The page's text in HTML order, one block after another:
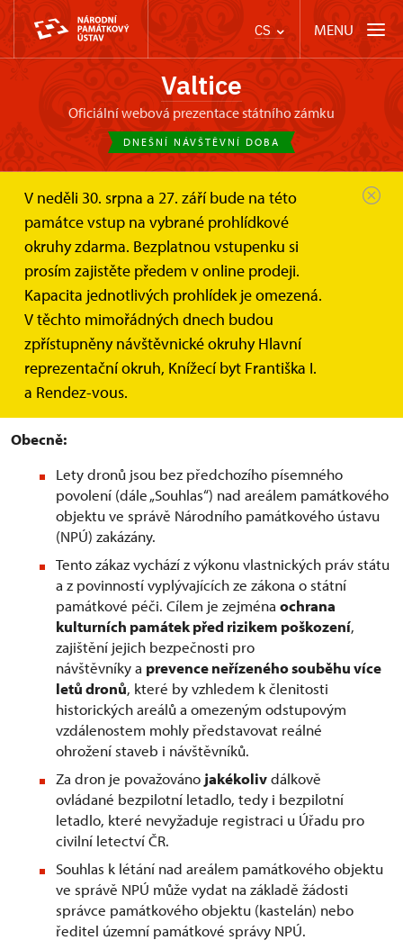
CS MENU
Valtice
oficiální webová prezentace státního zámku
DNEŠNÍ NÁVŠTĚVNÍ DOBA
V neděli 30. srpna a 27. září bude na této
památce vstup na vybrané prohlídkové
okruhy zdarma. Bezplatnou vstupenku si
prosím zajistěte předem v online prodeji.
Kapacita jednotlivých prohlídek je omezená.
V těchto mimořádných dnech budou
zpřístupněny návštěvnické okruhy Hlavní
reprezentační okruh, Knížecí byt Františka I.
a Rendez-vous.
Zámek Valtice Informace pro návštěvníky
Pravidla pro provozování dronů
nad areálem památkového
objektu ve správě NPÚ
Lety dronů bez předchozího povolení jsou nad
areálem památkového objektu NPÚ zakázány!
Obecně:
Lety dronů jsou bez předchozího písemného
povolení (dále „Souhlas“) nad areálem památkového
objektu ve správě Národního památkového ústavu
(NPÚ) zakázány.
Tento zákaz vychází z výkonu vlastnických práv státu
a z povinností vyplývajících ze zákona o státní
památkové péči. Cílem je zejména ochrana
kulturních památek před rizikem poškození,
zajištění jejich bezpečnosti pro
návštěvníky a prevence neřízeného souběhu více
letů dronů, které by vzhledem k členitosti
historických areálů a omezeným odstupovým
vzdálenostem mohly představovat reálné
ohrožení staveb i návštěvníků.
Za dron je považováno jakékolivdálkově
ovládané bezpilotní letadlo, tedy i bezpilotní
letadlo, které nevyžaduje registraci u Úřadu pro
civilní letectví ČR.
Souhlas k létání nad areálem památkového objektu
ve správě NPÚ může vydat na základě žádosti
správce památkového objektu (kastelán) nebo
ředitel územní památkové správy NPÚ.